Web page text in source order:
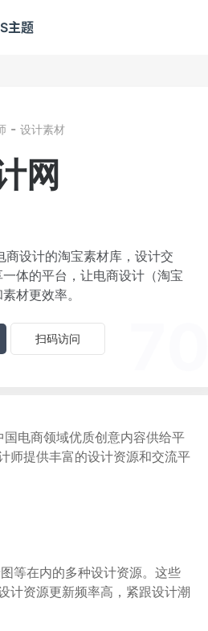
主题
- 设计素材
网
商设计的淘宝素材库，设计交
体的平台，让电商设计（淘宝
材更效率。
扫码访问
电商领域优质创意内容供给平
师提供丰富的设计资源和交流平
等在内的多种设计资源。这些
计资源更新频率高，紧跟设计潮